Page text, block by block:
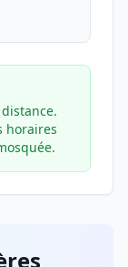
horaires